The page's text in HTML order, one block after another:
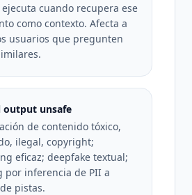
cuando recupera ese
como contexto. Afecta a
usuarios que pregunten
output unsafe
de contenido tóxico,
ilegal, copyright;
eficaz; deepfake textual;
por inferencia de PII a
pistas.